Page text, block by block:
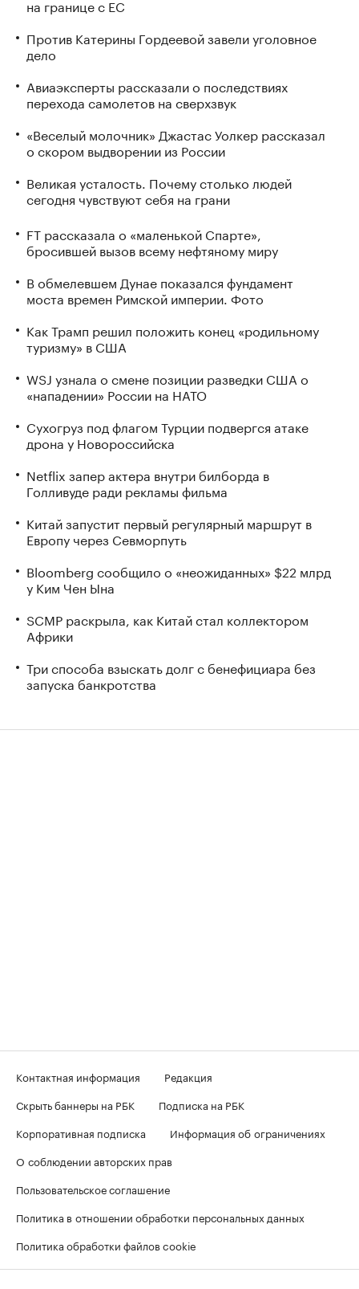
на границе с ЕС
Против Катерины Гордеевой завели уголовное
дело
Авиаэксперты рассказали о последствиях
перехода самолетов на сверхзвук
«Веселый молочник» Джастас Уолкер рассказал
о скором выдворении из России
Великая усталость. Почему столько людей
сегодня чувствуют себя на грани
FT рассказала о «маленькой Спарте»,
бросившей вызов всему нефтяному миру
В обмелевшем Дунае показался фундамент
моста времен Римской империи. Фото
Как Трамп решил положить конец «родильному
туризму» в США
WSJ узнала о смене позиции разведки США о
«нападении» России на НАТО
Сухогруз под флагом Турции подвергся атаке
дрона у Новороссийска
Netflix запер актера внутри билборда в
Голливуде ради рекламы фильма
Китай запустит первый регулярный маршрут в
Европу через Севморпуть
Bloomberg сообщило о «неожиданных» $22 млрд
у Ким Чен Ына
SCMP раскрыла, как Китай стал коллектором
Африки
Три способа взыскать долг с бенефициара без
запуска банкротства
Контактная информация
Редакция
Скрыть баннеры на РБК
Подписка на РБК
Корпоративная подписка
Информация об ограничениях
О соблюдении авторских прав
Пользовательское соглашение
Политика в отношении обработки персональных данных
Политика обработки файлов cookie